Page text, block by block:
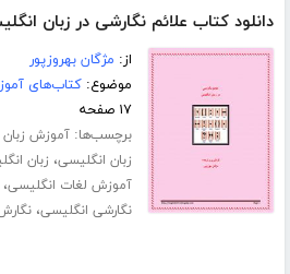
دانلود کتاب علائم نگارشی در زبان
از: مژگان بهروزپور
موضوع:کتاب‌های
۱۷ صفحه
برچسب‌ها:آموزش
زبان انگلیسی، زبان
آموزش لغات انگلیسی،
نگارشی انگلیسی،